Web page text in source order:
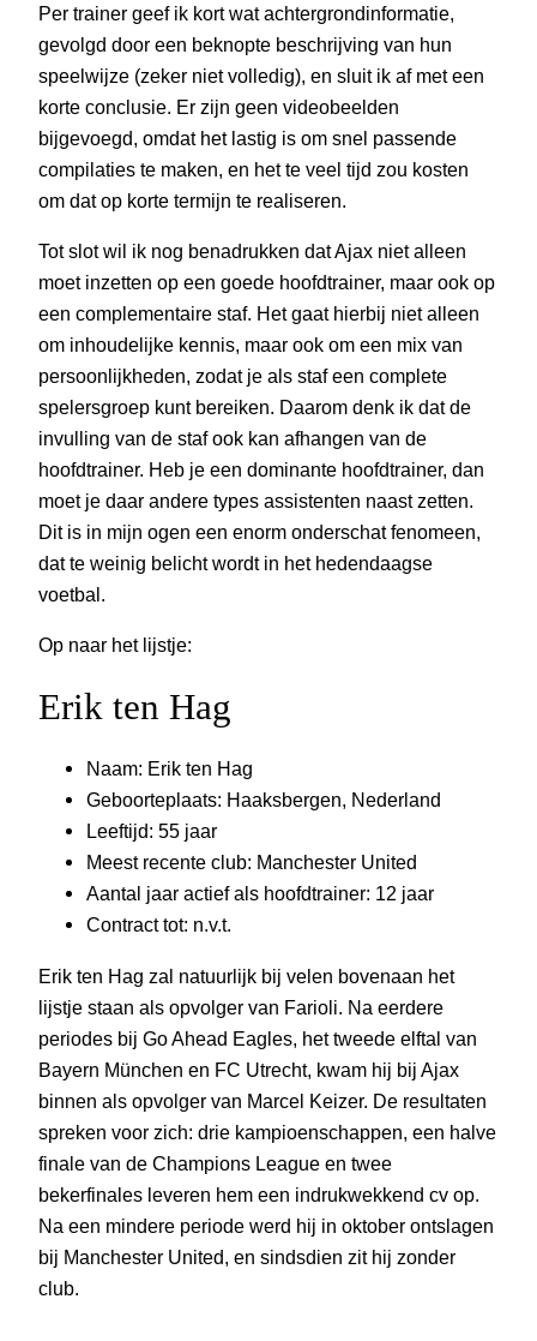
Per trainer geef ik kort wat achtergrondinformatie,
gevolgd door een beknopte beschrijving van hun
speelwijze (zeker niet volledig), en sluit ik af met een
korte conclusie. Er zijn geen videobeelden
bijgevoegd, omdat het lastig is om snel passende
compilaties te maken, en het te veel tijd zou kosten
om dat op korte termijn te realiseren.
Tot slot wil ik nog benadrukken dat Ajax niet alleen
moet inzetten op een goede hoofdtrainer, maar ook op
een complementaire staf. Het gaat hierbij niet alleen
om inhoudelijke kennis, maar ook om een mix van
persoonlijkheden, zodat je als staf een complete
spelersgroep kunt bereiken. Daarom denk ik dat de
invulling van de staf ook kan afhangen van de
hoofdtrainer. Heb je een dominante hoofdtrainer, dan
moet je daar andere types assistenten naast zetten.
Dit is in mijn ogen een enorm onderschat fenomeen,
dat te weinig belicht wordt in het hedendaagse
voetbal.
Op naar het lijstje:
Erik ten Hag
Naam: Erik ten Hag
Geboorteplaats: Haaksbergen, Nederland
Leeftijd: 55 jaar
Meest recente club: Manchester United
Aantal jaar actief als hoofdtrainer: 12 jaar
Contract tot: n.v.t.
Erik ten Hag zal natuurlijk bij velen bovenaan het
lijstje staan als opvolger van Farioli. Na eerdere
periodes bij Go Ahead Eagles, het tweede elftal van
Bayern München en FC Utrecht, kwam hij bij Ajax
binnen als opvolger van Marcel Keizer. De resultaten
spreken voor zich: drie kampioenschappen, een halve
finale van de Champions League en twee
bekerfinales leveren hem een indrukwekkend cv op.
Na een mindere periode werd hij in oktober ontslagen
bij Manchester United, en sindsdien zit hij zonder
club.